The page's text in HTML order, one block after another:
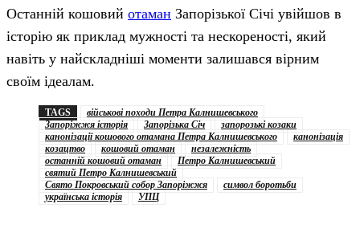
Останній кошовий отаман Запорізької Січі увійшов в
історію як приклад мужності та нескореності, який
навіть у найскладніші моменти залишався вірним
своїм ідеалам.
TAGS
військові походи Петра Калнишевського
Запоріжжя історія
Запорізька Січ
запорозькі козаки
канонізації кошового отамана Петра Калнишевського
канонізація
козацтво
кошовий отаман
незалежність
останній кошовий отаман
Петро Калнишевський
святий Петро Калнишевський
Свято Покровський собор Запоріжжя
символ боротьби
українська історія
УПЦ